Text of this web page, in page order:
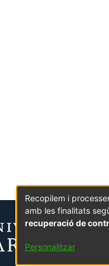
Recopilem i
amb les finalitats
recuperació de
Personalitzar